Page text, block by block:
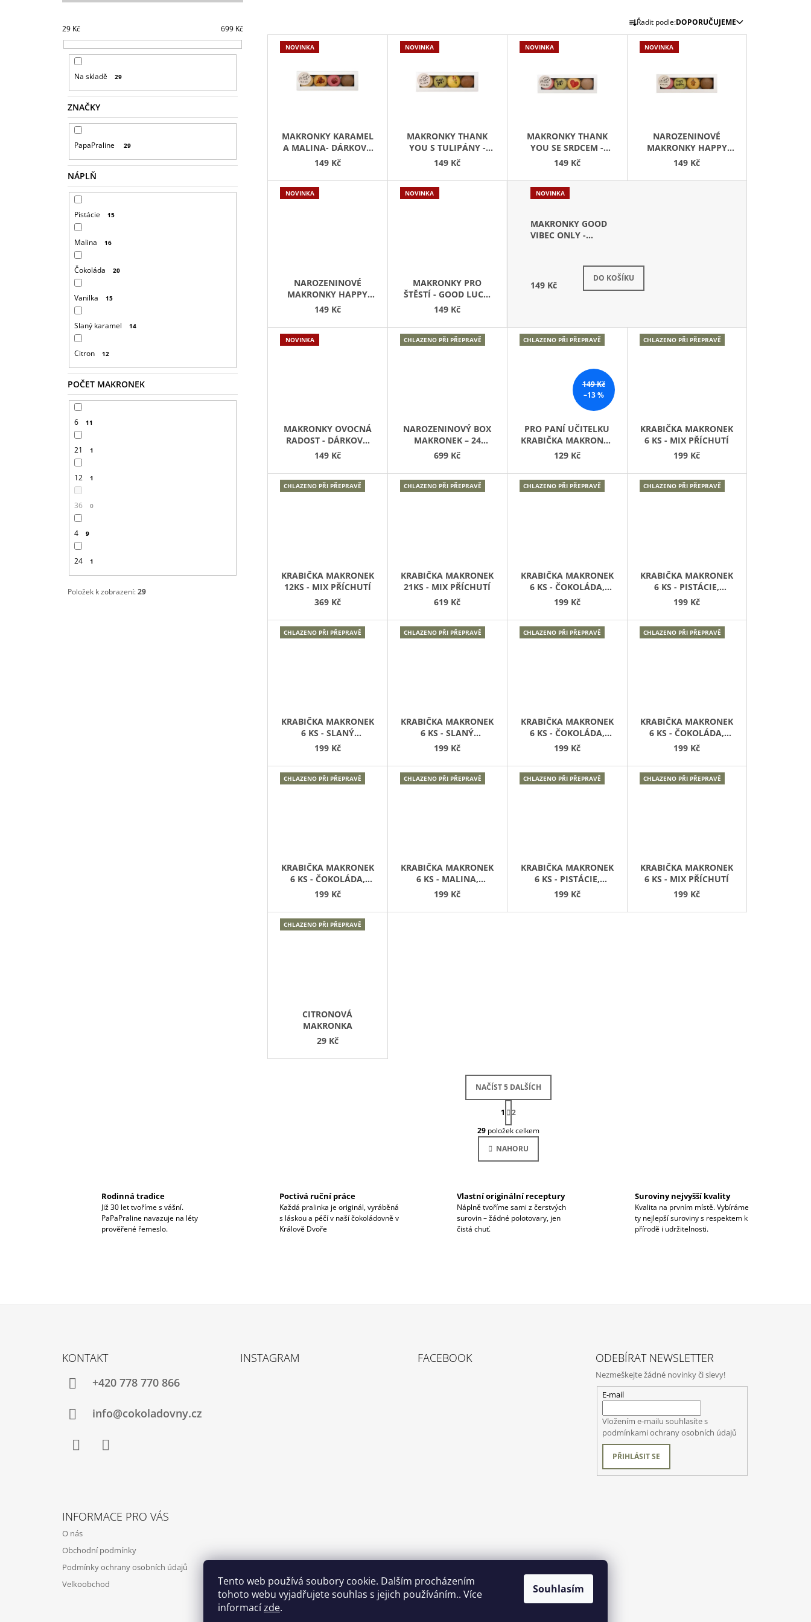
Tento web používá soubory cookie. Dalším procházením
tohoto webu vyjadřujete souhlas s jejich používáním.. Více
informacízde.
Souhlasím
29 Kč 699 Kč
Na skladě 29
ZNAČKY
PapaPraline 29
NÁPLŇ
Pistácie 15
Malina 16
Čokoláda 20
Vanilka 15
Slaný karamel 14
Citron 12
POČET MAKRONEK
6 11
21 1
12 1
36 0
4 9
24 1
Položek k zobrazení:29
Ř
A
Řadit podle:DOPORUČUJEME
V
U
NOVINKA
MAKRONKY KARAMEL
A MALINA- DÁRKOVÁ
KRABIČKA 4 KS
149 Kč
NOVINKA
MAKRONKY THANK
YOU S TULIPÁNY -
DÁRKOVÁ KRABIČKA 4
149 Kč
NOVINKA
MAKRONKY THANK
YOU SE SRDCEM -
DÁRKOVÁ KRABIČKA 4
149 Kč
NOVINKA
NAROZENINOVÉ
MAKRONKY HAPPY
BIRTHDAY S
149 Kč
NOVINKA
NAROZENINOVÉ
MAKRONKY HAPPY
BIRTHDAY S
149 Kč
NOVINKA
MAKRONKY PRO
ŠTĚSTÍ - GOOD LUCK,
DÁRKOVÁ KRABIČKA 4
149 Kč
NOVINKA
MAKRONKY GOOD
VIBEC ONLY -
149 Kč
DO KOŠÍKU
NOVINKA
MAKRONKY OVOCNÁ
RADOST - DÁRKOVÁ
KRABIČKA 4 KS
149 Kč
CHLAZENO PŘI PŘEPRAVĚ
NAROZENINOVÝ BOX
MAKRONEK – 24
KOUSKŮ PRO
OKAMŽIK
699 Kč
149 Kč
–13 %
CHLAZENO PŘI PŘEPRAVĚ
PRO PANÍ UČITELKU
KRABIČKA MAKRONEK
- VARIANTA 5
129 Kč
CHLAZENO PŘI PŘEPRAVĚ
KRABIČKA MAKRONEK
6 KS - MIX PŘÍCHUTÍ
199 Kč
CHLAZENO PŘI PŘEPRAVĚ
KRABIČKA MAKRONEK
12KS - MIX PŘÍCHUTÍ
369 Kč
CHLAZENO PŘI PŘEPRAVĚ
KRABIČKA MAKRONEK
21KS - MIX PŘÍCHUTÍ
619 Kč
CHLAZENO PŘI PŘEPRAVĚ
KRABIČKA MAKRONEK
6 KS - ČOKOLÁDA,
MALINA, CITRON
199 Kč
CHLAZENO PŘI PŘEPRAVĚ
KRABIČKA MAKRONEK
6 KS - PISTÁCIE,
VANILKA
199 Kč
CHLAZENO PŘI PŘEPRAVĚ
KRABIČKA MAKRONEK
6 KS - SLANÝ
KARAMEL, VANILKA
199 Kč
CHLAZENO PŘI PŘEPRAVĚ
KRABIČKA MAKRONEK
6 KS - SLANÝ
KARAMEL, PISTÁCIE
199 Kč
CHLAZENO PŘI PŘEPRAVĚ
KRABIČKA MAKRONEK
6 KS - ČOKOLÁDA,
SLANÝ KARAMEL
199 Kč
CHLAZENO PŘI PŘEPRAVĚ
KRABIČKA MAKRONEK
6 KS - ČOKOLÁDA,
PISTÁCIE
199 Kč
CHLAZENO PŘI PŘEPRAVĚ
KRABIČKA MAKRONEK
6 KS - ČOKOLÁDA,
VANILKA
199 Kč
CHLAZENO PŘI PŘEPRAVĚ
KRABIČKA MAKRONEK
6 KS - MALINA,
CITRON
199 Kč
CHLAZENO PŘI PŘEPRAVĚ
KRABIČKA MAKRONEK
6 KS - PISTÁCIE,
VANILKA, ČOKOLÁDA
199 Kč
CHLAZENO PŘI PŘEPRAVĚ
KRABIČKA MAKRONEK
6 KS - MIX PŘÍCHUTÍ
199 Kč
CHLAZENO PŘI PŘEPRAVĚ
CITRONOVÁ
MAKRONKA
29 Kč
O
V
L
Á
C
Í
P
R
I
NAČÍST 5 DALŠÍCH
S
T
R
Á
N
K
O
Í
1
2
29položek celkem
NAHORU
Rodinná tradice
Již 30 let tvoříme s vášní.
PaPaPraline navazuje na léty
prověřené řemeslo.
Poctivá ruční práce
Každá pralinka je originál, vyráběná
s láskou a péčí v naší čokoládovně v
Králově Dvoře
Vlastní originální receptury
Náplně tvoříme sami z čerstvých
surovin – žádné polotovary, jen
čistá chuť.
Suroviny nejvyšší kvality
Kvalita na prvním místě. Vybíráme
ty nejlepší suroviny s respektem k
přírodě i udržitelnosti.
KONTAKT
+420 778 770 866
info@cokoladovny.cz
INSTAGRAM FACEBOOK ODEBÍRAT NEWSLETTER
Nezmeškejte žádné novinky či slevy!
E-mail
Vložením e-mailu souhlasíte s
podmínkami ochrany osobních údajů
PŘIHLÁSIT SE
INFORMACE PRO VÁS
O nás
Obchodní podmínky
Podmínky ochrany osobních údajů
Velkoobchod